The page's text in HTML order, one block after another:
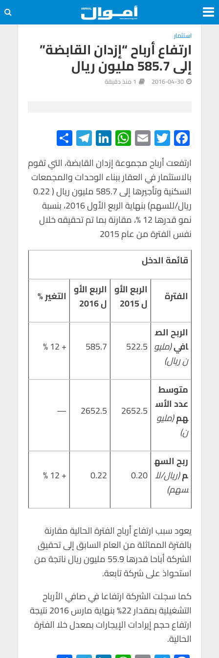
استثمار
ارتفاع أرباح “إزدان القابضة”
إلى 585.7 مليون ريال
2016-04-30 1 منذ دقيقة
F
ac
e
b
o
o
k
T
wi
tt
er
E
m
ail
W
h
at
s
A
p
p
Li
n
ke
dI
n
Te
le
gr
a
m
h
ar
e
ارتفعت أرباح مجموعة إزدان القابضة، التي تقوم
بالاستثمار في العقار ببناء الوحدات والمجمعات
السكنية وتأجيرها إلى 585.7 مليون ريال ( 0.22
ريال/للسهم) بنهاية الربع الأول 2016، بنسبة
نمو قدرها 12 %، مقارنة بما تم تحقيقه خلال
نفس الفترة من عام 2015
قائمة الدخل
الفترة
الربع الأو
ل 2015
الربع الأو
ل 2016
التغير %
الربح الص
افي(مليو
ن ريال)
522.5
585.7
+ 12 %
متوسط
عدد الأس
هم(مليو
ن)
2652.5
2652.5
—
ربح السه
م(ريال/لل
سهم)
0.20
0.22
+ 12 %
يعود سبب ارتفاع أرباح الفترة الحالية مقارنة
بالفترة المماثلة من العام السابق إلى تحقيق
الشركة أباحا قدرها 55.9 مليون ريال ناتجة من
استحواذ على شركة تابعة.
كما سجلت الشركة ارتفاعا في صافي الأرباح
التشغيلية بمقدار 22% بنهاية مارس 2016 نتيجة
ارتفاع حجم إيرادات الإيجارات بمعدل خلا الفترة
الحالية.